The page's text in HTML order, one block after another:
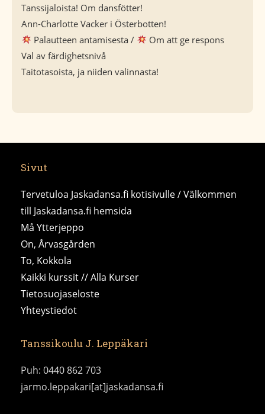
Tanssijaloista! Om dansfötter!
Ann-Charlotte Vacker i Österbotten!
Palautteen antamisesta /
Om att ge respons
Val av färdighetsnivå
Taitotasoista, ja niiden valinnasta!
Sivut
Tervetuloa Jaskadansa.fi kotisivulle / Välkommen
till Jaskadansa.fi hemsida
Må Ytterjeppo
On, Årvasgården
To, Kokkola
Kaikki kurssit // Alla Kurser
Tietosuojaseloste
Yhteystiedot
Tanssikoulu J. Leppäkari
Puh: 0440 862 703
jarmo.leppakari[at]jaskadansa.fi